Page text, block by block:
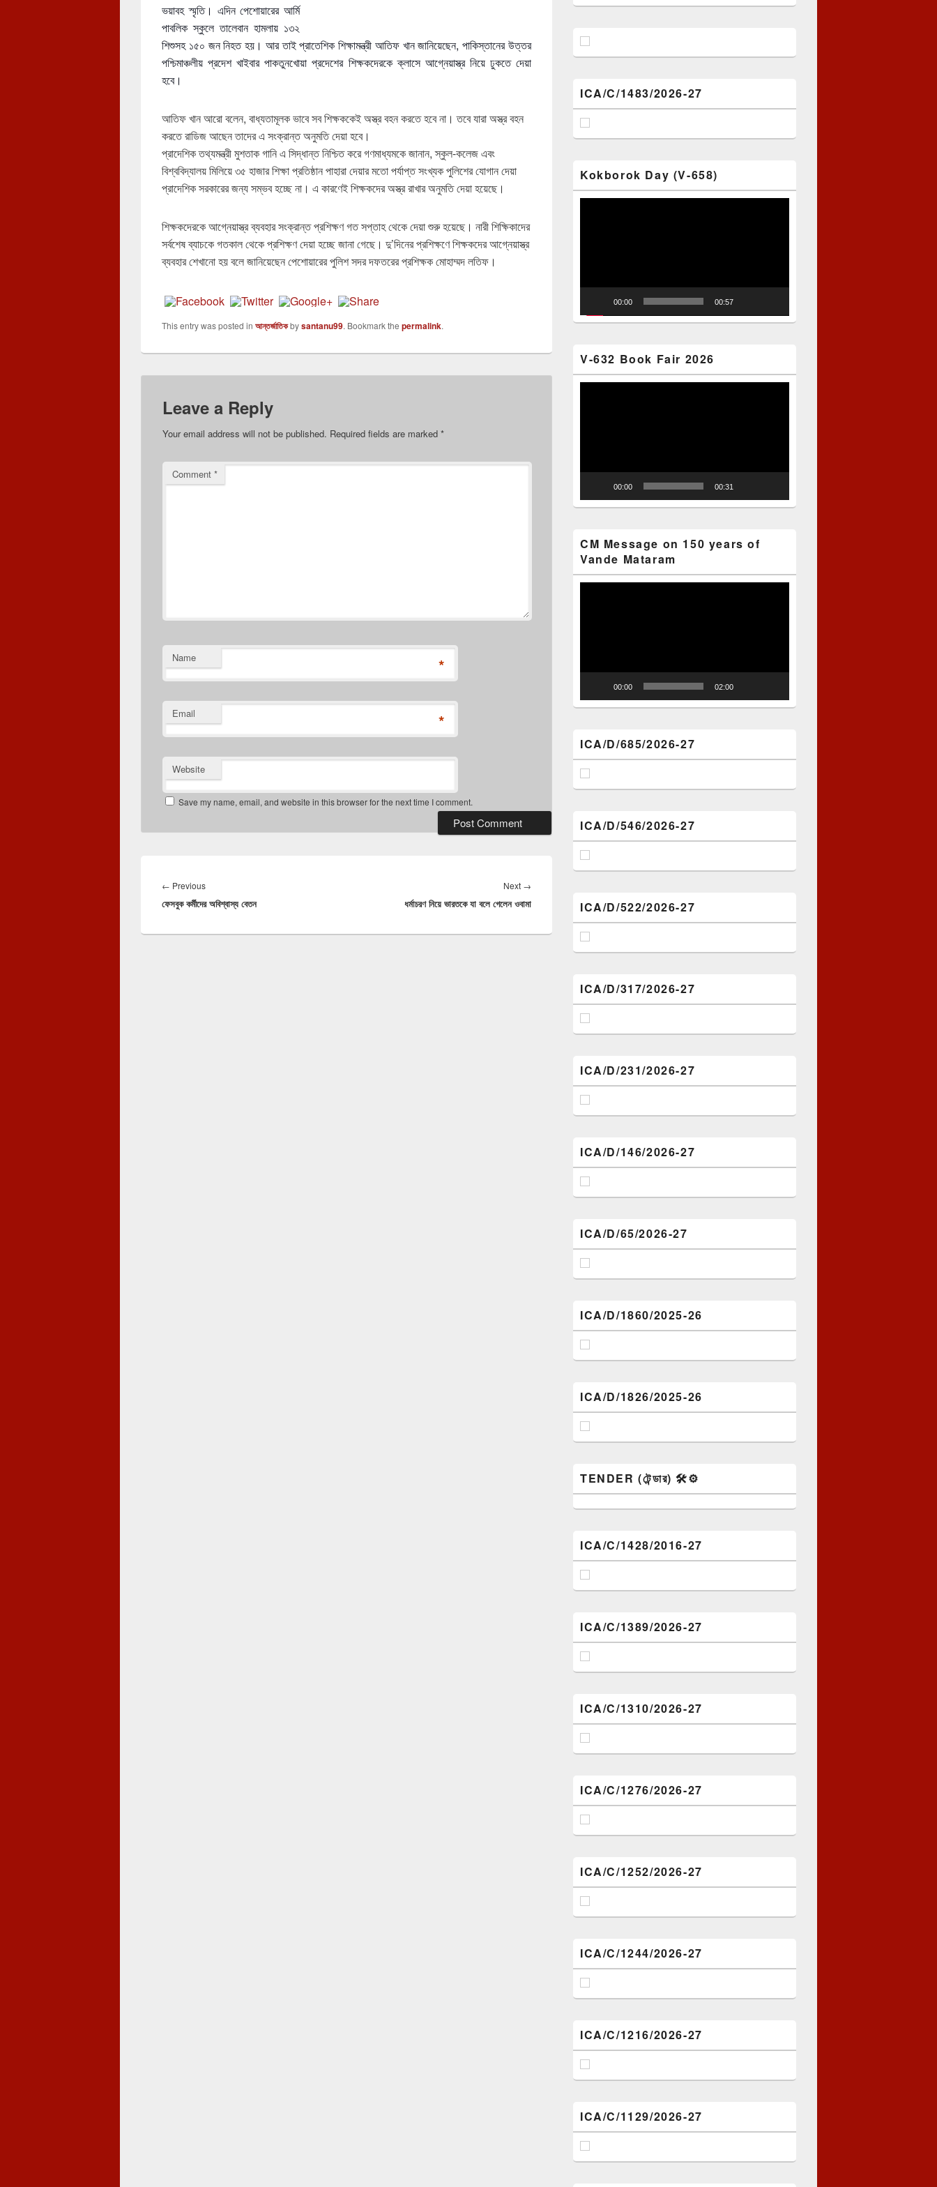
ভয়াবহ স্মৃতি। এদিন পেশোয়ারের আর্মি
পাবলিক স্কুলে তালেবান হামলায় ১৩২
শিশুসহ ১৫০ জন নিহত হয়। আর তাই প্রাতেশিক শিক্ষামন্ত্রী আতিফ খান জানিয়েছেন, পাকিস্তানের উত্তর
পশ্চিমাঞ্চলীয় প্রদেশ খাইবার পাকতুনখোয়া প্রদেশের শিক্ষকদেরকে ক্লাসে আগ্নেয়াস্ত্র নিয়ে ঢুকতে দেয়া
হবে।
আতিফ খান আরো বলেন, বাধ্যতামূলক ভাবে সব শিক্ষককেই অস্ত্র বহন করতে হবে না। তবে যারা অস্ত্র বহন
করতে রাডিজ আছেন তাদের এ সংক্রান্ত অনুমতি দেয়া হবে।
প্রাদেশিক তথ্যমন্ত্রী মুশতাক গানি এ সিদ্ধান্ত নিশ্চিত করে গণমাধ্যমকে জানান, স্কুল-কলেজ এবং
বিশ্ববিদ্যালয় মিলিয়ে ৩৫ হাজার শিক্ষা প্রতিষ্ঠান পাহারা দেয়ার মতো পর্যাপ্ত সংখ্যক পুলিশের যোগান দেয়া
প্রাদেশিক সরকারের জন্য সম্ভব হচ্ছে না। এ কারণেই শিক্ষকদের অস্ত্র রাখার অনুমতি দেয়া হয়েছে।
শিক্ষকদেরকে আগ্নেয়াস্ত্র ব্যবহার সংক্রান্ত প্রশিক্ষণ গত সপ্তাহ থেকে দেয়া শুরু হয়েছে। নারী শিক্ষিকাদের
সর্বশেষ ব্যাচকে গতকাল থেকে প্রশিক্ষণ দেয়া হচ্ছে জানা গেছে। দু’দিনের প্রশিক্ষণে শিক্ষকদের আগ্নেয়াস্ত্র
ব্যবহার শেখানো হয় বলে জানিয়েছেন পেশোয়ারের পুলিশ সদর দফতরের প্রশিক্ষক মোহাম্মদ লতিফ।
This entry was posted in আন্তর্জাতিকbysantanu99. Bookmark the permalink.
Leave a Reply
Your email address will not be published. Required fields are marked *
Comment *
Name *
Email *
Website
Save my name, email, and website in this browser for the next time I comment.
navigation
← PreviousPrevious
post:
ফেসবুক কর্মীদের অবিশ্বাস্য বেতন
Next →
post:
ধর্মাচরণ নিয়ে ভারতকে যা বলে গেলেন ওবামা
ICA/C/1483/2026-27
Kokborok Day (V-658)
00:00 00:57
V-632 Book Fair 2026
00:00 00:31
CM Message on 150 years of
Vande Mataram
00:00 02:00
ICA/D/685/2026-27
ICA/D/546/2026-27
ICA/D/522/2026-27
ICA/D/317/2026-27
ICA/D/231/2026-27
ICA/D/146/2026-27
ICA/D/65/2026-27
ICA/D/1860/2025-26
ICA/D/1826/2025-26
TENDER (টেন্ডার) 🛠️⚙️
ICA/C/1428/2016-27
ICA/C/1389/2026-27
ICA/C/1310/2026-27
ICA/C/1276/2026-27
ICA/C/1252/2026-27
ICA/C/1244/2026-27
ICA/C/1216/2026-27
ICA/C/1129/2026-27